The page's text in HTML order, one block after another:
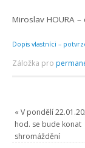
Miroslav HOURA
Dopis vlastníci –
Záložka pro
« V pondělí
hod. se bude konat
shromáždění